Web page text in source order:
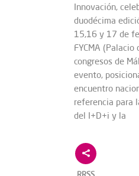
Innovación,
duodécima
15,16 y 17 de
FYCMA (Palacio
congresos de
evento,
encuentro
referencia para
del I+D+i y la